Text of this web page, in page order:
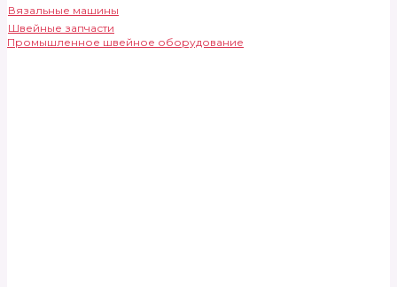
Вязальные машины
Швейные запчасти
Промышленное швейное оборудование